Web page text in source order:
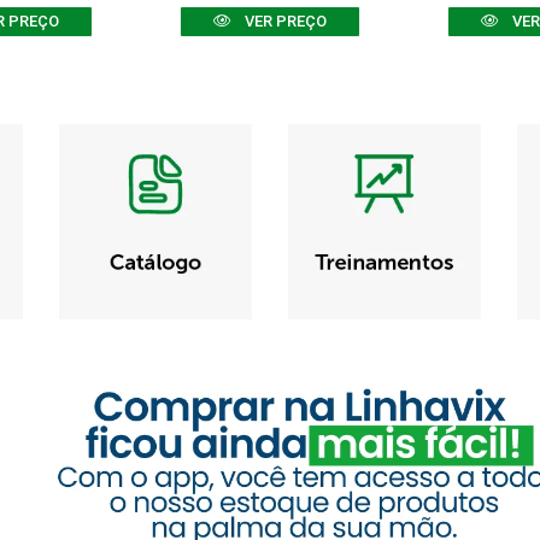
PREÇO VER PREÇO